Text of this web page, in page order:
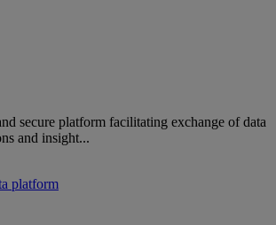
secure platform facilitating exchange of data
and insight...
platform